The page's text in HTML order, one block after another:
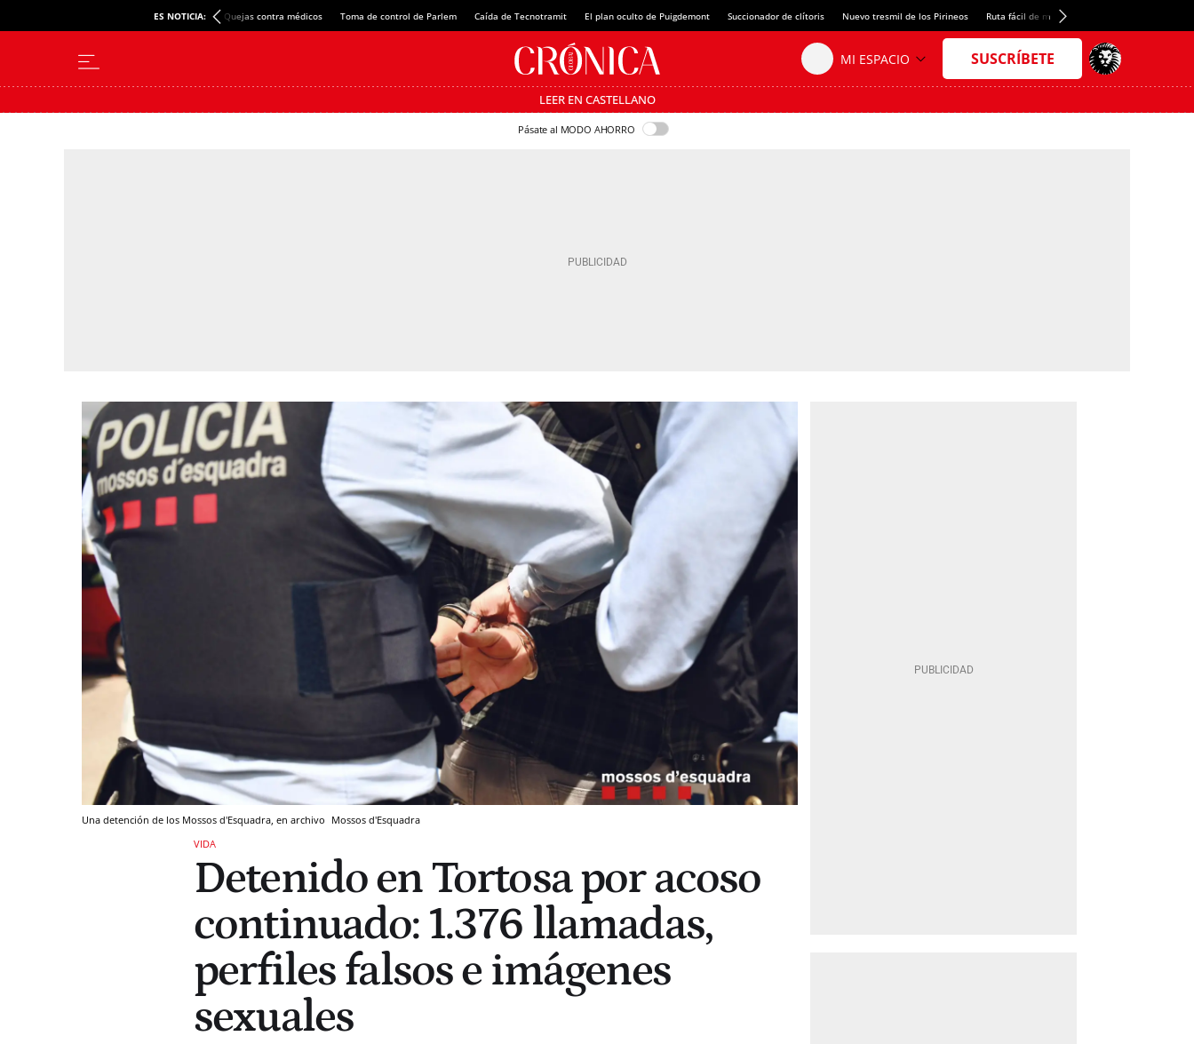
ES NOTICIA: Quejas contra médicos Toma de control de Parlem Caída de Tecnotramit El plan oculto de Puigdemont Succionador de clítoris Nuevo tresmil de los Pirineos Ruta fácil de montaña
LEER EN CASTELLANO
Pásate al MODO AHORRO
Una detención de los Mossos d'Esquadra, en archivo Mossos d'Esquadra
VIDA
Detenido en Tortosa por acoso
continuado: 1.376 llamadas,
perfiles falsos e imágenes
sexuales